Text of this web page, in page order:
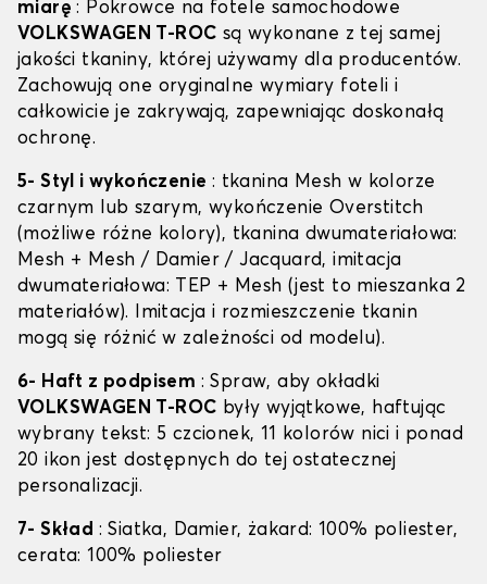
miarę: Pokrowce na fotele samochodowe
VOLKSWAGEN T-ROC są wykonane z tej samej
jakości tkaniny, której używamy dla producentów.
Zachowują one oryginalne wymiary foteli i
całkowicie je zakrywają, zapewniając doskonałą
ochronę.
5- Styl i wykończenie : tkanina Mesh w kolorze
czarnym lub szarym, wykończenie Overstitch
(możliwe różne kolory), tkanina dwumateriałowa:
Mesh + Mesh / Damier / Jacquard, imitacja
dwumateriałowa: TEP + Mesh (jest to mieszanka 2
materiałów). Imitacja i rozmieszczenie tkanin
mogą się różnić w zależności od modelu).
6- Haft z podpisem : Spraw, aby okładki
VOLKSWAGEN T-ROC były wyjątkowe, haftując
wybrany tekst: 5 czcionek, 11 kolorów nici i ponad
20 ikon jest dostępnych do tej ostatecznej
personalizacji.
7- Skład : Siatka, Damier, żakard: 100% poliester,
cerata: 100% poliester